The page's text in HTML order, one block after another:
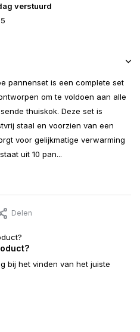
verstuurd
pannenset is een complete set
om te voldoen aan alle
thuiskok. Deze set is
staal en voorzien van een
voor gelijkmatige verwarming
uit 10 pan...
Delen
bij het vinden van het juiste